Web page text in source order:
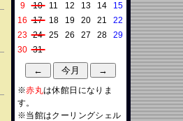
9
10 11 12 13 14
15
16
17 18 19 20 21
22
23 24 25 26 27 28
29
30 31
※赤丸は休館日になりま
す。
※当館はクーリングシェル